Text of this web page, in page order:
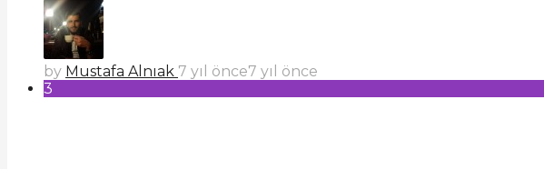
by Mustafa Alnıak 7 yıl önce7 yıl önce
3